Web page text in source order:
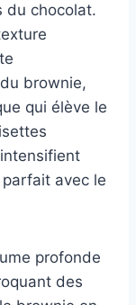
du chocolat.
brownie,
qui élève le
avec le
profonde
des